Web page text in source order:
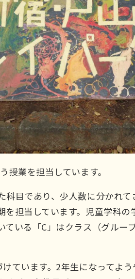
業を担当しています。
目であり、少人数に分かれ
担当しています。児童学科
ている「C」はクラス（グルー
ています。2年生になってよ